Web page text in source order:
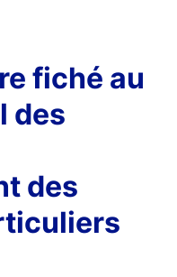
fiché au
des
des